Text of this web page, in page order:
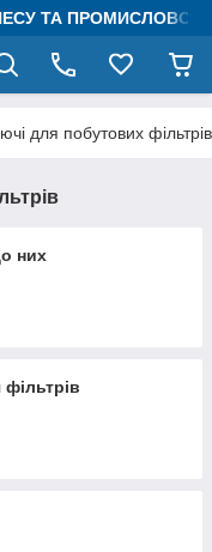
ТА
для побутових фільтрів
них